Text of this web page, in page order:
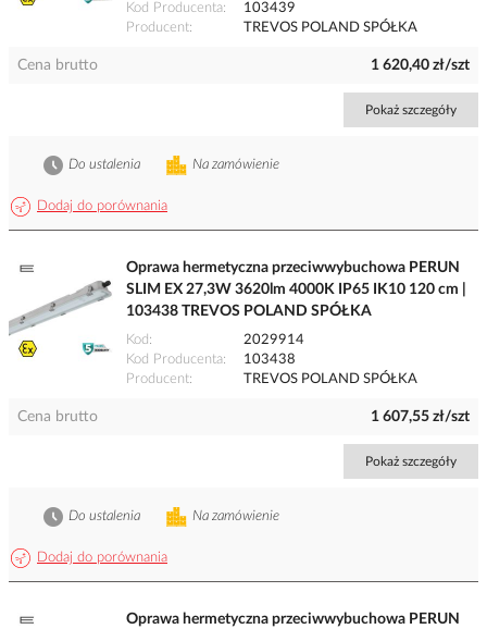
Kod Producenta
103439
Producent
TREVOS POLAND SPÓŁKA
Cena brutto 1 620,40 zł/szt
Pokaż szczegóły
Dodaj do porównania
Na zamówienie
Do ustalenia
Oprawa hermetyczna przeciwwybuchowa PERUN
SLIM EX 27,3W 3620lm 4000K IP65 IK10 120 cm |
103438 TREVOS POLAND SPÓŁKA
Kod
2029914
Kod Producenta
103438
Producent
TREVOS POLAND SPÓŁKA
Cena brutto 1 607,55 zł/szt
Pokaż szczegóły
Dodaj do porównania
Na zamówienie
Do ustalenia
Oprawa hermetyczna przeciwwybuchowa PERUN